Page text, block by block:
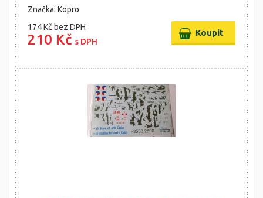
Značka: Kopro
174 Kč bez DPH
210 Kč s DPH